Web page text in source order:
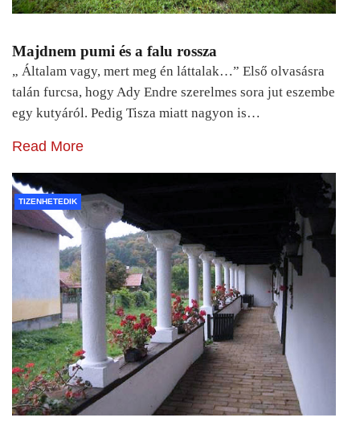
Majdnem pumi és a falu rossza
„ Általam vagy, mert meg én láttalak…” Első olvasásra
talán furcsa, hogy Ady Endre szerelmes sora jut eszembe
egy kutyáról. Pedig Tisza miatt nagyon is…
Read More
TIZENHETEDIK